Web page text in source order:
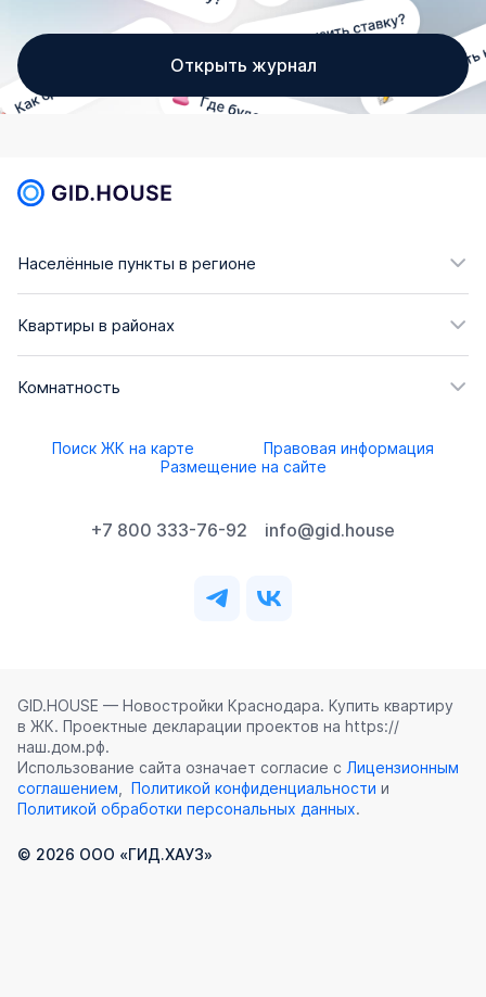
Открыть журнал
Населённые пункты в регионе
Квартиры в районах
Комнатность
Поиск ЖК на карте
Правовая информация
Размещение на сайте
+7 800 333-76-92 info@gid.house
GID.HOUSE — Новостройки Краснодара. Купить квартиру
в ЖК. Проектные декларации проектов на https://
наш.дом.рф.
Использование сайта означает согласие с Лицензионным
соглашением
Политикой конфиденциальности и
Политикой обработки персональных данных.
© 2026 ООО «ГИД.ХАУЗ»